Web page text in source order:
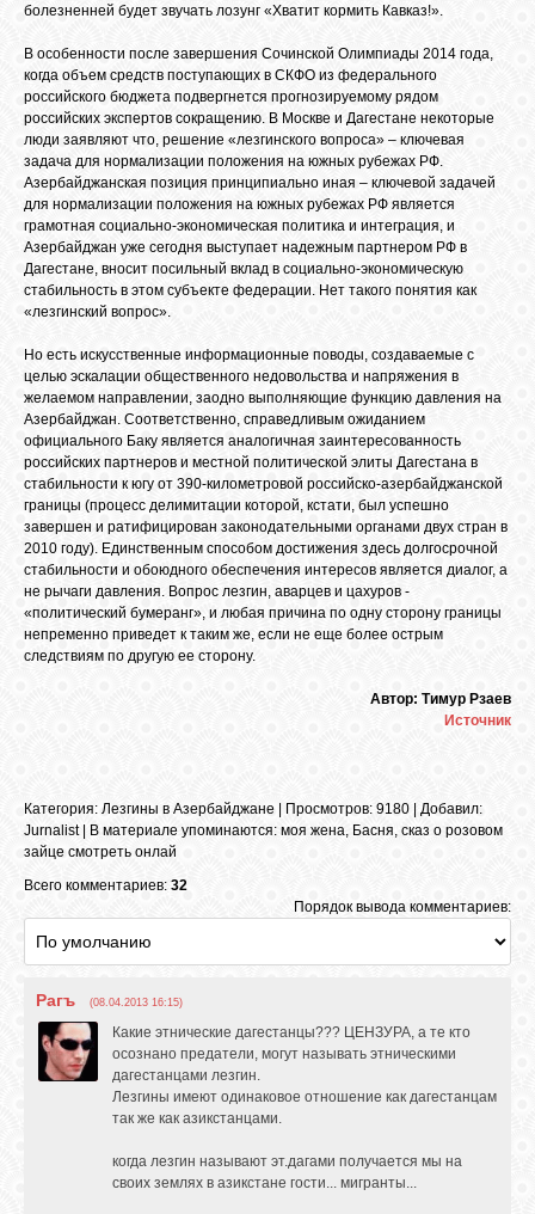
болезненней будет звучать лозунг «Хватит кормить Кавказ!».
В особенности после завершения Сочинской Олимпиады 2014 года,
когда объем средств поступающих в СКФО из федерального
российского бюджета подвергнется прогнозируемому рядом
российских экспертов сокращению. В Москве и Дагестане некоторые
люди заявляют что, решение «лезгинского вопроса» – ключевая
задача для нормализации положения на южных рубежах РФ.
Азербайджанская позиция принципиально иная – ключевой задачей
для нормализации положения на южных рубежах РФ является
грамотная социально-экономическая политика и интеграция, и
Азербайджан уже сегодня выступает надежным партнером РФ в
Дагестане, вносит посильный вклад в социально-экономическую
стабильность в этом субъекте федерации. Нет такого понятия как
«лезгинский вопрос».
Но есть искусственные информационные поводы, создаваемые с
целью эскалации общественного недовольства и напряжения в
желаемом направлении, заодно выполняющие функцию давления на
Азербайджан. Соответственно, справедливым ожиданием
официального Баку является аналогичная заинтересованность
российских партнеров и местной политической элиты Дагестана в
стабильности к югу от 390-километровой российско-азербайджанской
границы (процесс делимитации которой, кстати, был успешно
завершен и ратифицирован законодательными органами двух стран в
2010 году). Единственным способом достижения здесь долгосрочной
стабильности и обоюдного обеспечения интересов является диалог, а
не рычаги давления. Вопрос лезгин, аварцев и цахуров -
«политический бумеранг», и любая причина по одну сторону границы
непременно приведет к таким же, если не еще более острым
следствиям по другую ее сторону.
Автор: Тимур Рзаев
Источник
Категория: Лезгины в Азербайджане | Просмотров: 9180 | Добавил:
Jurnalist| В материале упоминаются: моя жена Басня сказ о розовом
зайце смотреть онлай
Всего комментариев: 32
Порядок вывода комментариев:
Рагъ (08.04.2013 16:15)
Какие этнические дагестанцы??? ЦЕНЗУРА, а те кто
осознано предатели, могут называть этническими
дагестанцами лезгин.
Лезгины имеют одинаковое отношение как дагестанцам
так же как азикстанцами.
когда лезгин называют эт.дагами получается мы на
своих землях в азикстане гости... мигранты...